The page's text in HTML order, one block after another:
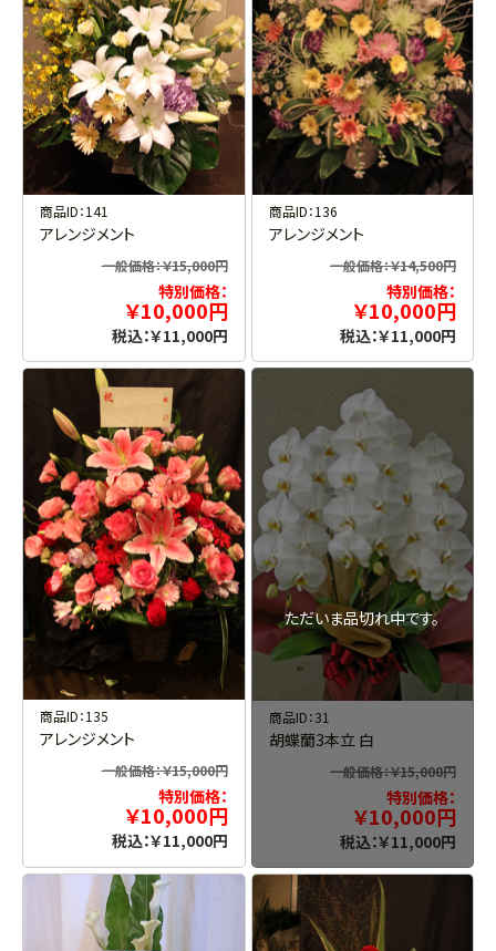
商品ID：141
アレンジメント
一般価格：￥15,000円
特別価格：
￥10,000円
税込：￥11,000円
商品ID：136
アレンジメント
一般価格：￥14,500円
特別価格：
￥10,000円
税込：￥11,000円
商品ID：135
アレンジメント
一般価格：￥15,000円
特別価格：
￥10,000円
税込：￥11,000円
商品ID：31
胡蝶蘭3本立 白
一般価格：￥15,000円
特別価格：
￥10,000円
税込：￥11,000円
ただいま品切れ中です。